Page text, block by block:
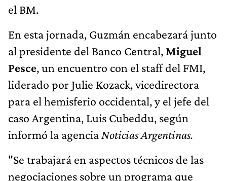
el BM.
En esta jornada, Guzmán encabezará junto
al presidente del Banco Central, Miguel
Pesce, un encuentro con el staff del FMI,
liderado por Julie Kozack, vicedirectora
para el hemisferio occidental, y el jefe del
caso Argentina, Luis Cubeddu, según
informó la agencia Noticias Argentinas.
"Se trabajará en aspectos técnicos de las
negociaciones sobre un programa que